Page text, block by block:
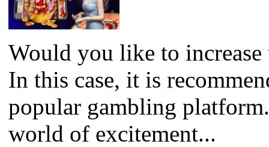
Would you like to
In this case, it is
popular gambling
world of excitement...